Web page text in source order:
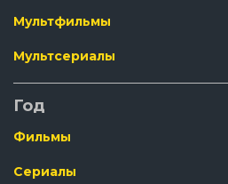
Мультфильмы
Мультсериалы
Год
Фильмы
Сериалы